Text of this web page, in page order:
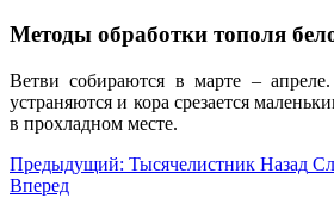
Методы обработки тополя
Ветви собираются в марте –
устраняются и кора срезается
в прохладном месте.
Предыдущий: Тысячелистник Назад
Вперед